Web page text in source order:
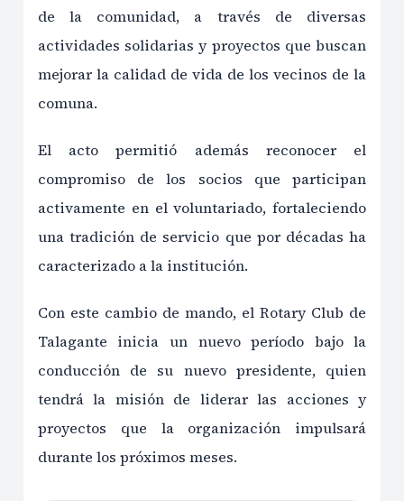
de la comunidad, a través de diversas
actividades solidarias y proyectos que buscan
mejorar la calidad de vida de los vecinos de la
comuna.
El acto permitió además reconocer el
compromiso de los socios que participan
activamente en el voluntariado, fortaleciendo
una tradición de servicio que por décadas ha
caracterizado a la institución.
Con este cambio de mando, el Rotary Club de
Talagante inicia un nuevo período bajo la
conducción de su nuevo presidente, quien
tendrá la misión de liderar las acciones y
proyectos que la organización impulsará
durante los próximos meses.